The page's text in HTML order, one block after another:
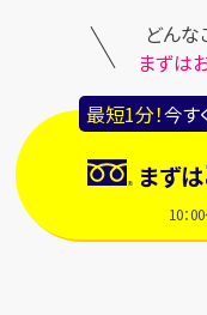
どんな
まずは
最短1分！今す
まずは
10：